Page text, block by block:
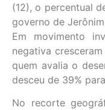
(12), o percentual
governo de
Em movimento
negativa
quem avalia o
desceu de 39%
No recorte